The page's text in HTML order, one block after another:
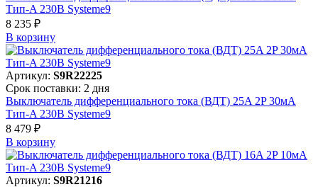
Тип-A 230В Systeme9
8 235 ₽
В корзинy
Артикул: S9R22225
Срок поставки: 2 дня
Выключатель дифференциального тока (ВДТ) 25A 2P 30мА
Тип-A 230В Systeme9
8 479 ₽
В корзинy
Артикул: S9R21216